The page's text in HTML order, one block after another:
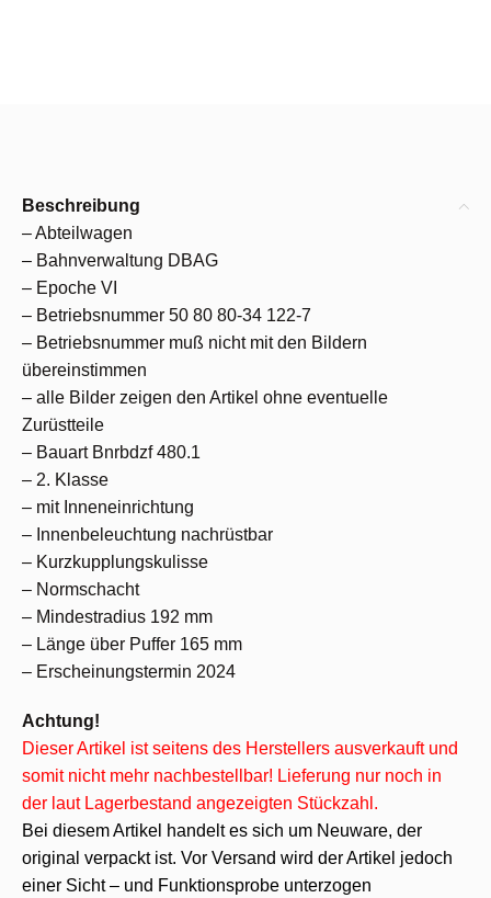
Beschreibung
– Abteilwagen
– Bahnverwaltung DBAG
– Epoche VI
– Betriebsnummer 50 80 80-34 122-7
– Betriebsnummer muß nicht mit den Bildern
übereinstimmen
– alle Bilder zeigen den Artikel ohne eventuelle
Zurüstteile
– Bauart Bnrbdzf 480.1
– 2. Klasse
– mit Inneneinrichtung
– Innenbeleuchtung nachrüstbar
– Kurzkupplungskulisse
– Normschacht
– Mindestradius 192 mm
– Länge über Puffer 165 mm
– Erscheinungstermin 2024
Achtung!
Dieser Artikel ist seitens des Herstellers ausverkauft und
somit nicht mehr nachbestellbar! Lieferung nur noch in
der laut Lagerbestand angezeigten Stückzahl.
Bei diesem Artikel handelt es sich um Neuware, der
original verpackt ist. Vor Versand wird der Artikel jedoch
einer Sicht – und Funktionsprobe unterzogen